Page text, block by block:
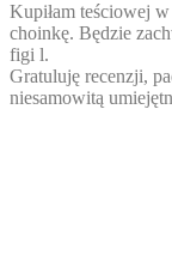
Kupiłam teściowej
choinkę. Będzie
figi l.
Gratuluję recenzji,
niesamowitą